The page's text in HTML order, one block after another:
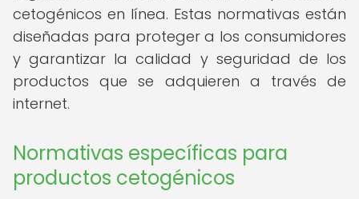
cetogénicos en línea. Estas normativas están
diseñadas para proteger a los consumidores
y garantizar la calidad y seguridad de los
productos que se adquieren a través de
internet.
Normativas específicas para
productos cetogénicos